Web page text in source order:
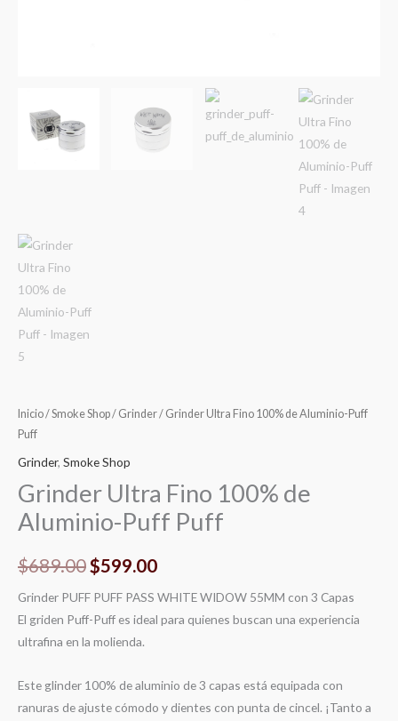
Inicio/Smoke Shop/ Grinder/ Grinder Ultra Fino 100% de Aluminio-Puff
Puff
Grinder, Smoke Shop
Grinder Ultra Fino 100% de
Aluminio-Puff Puff
$689.00$599.00
Grinder PUFF PUFF PASS WHITE WIDOW 55MM con 3 Capas
El griden Puff-Puff es ideal para quienes buscan una experiencia
ultrafina en la molienda.
Este glinder 100% de aluminio de 3 capas está equipada con
ranuras de ajuste cómodo y dientes con punta de cincel. ¡Tanto a